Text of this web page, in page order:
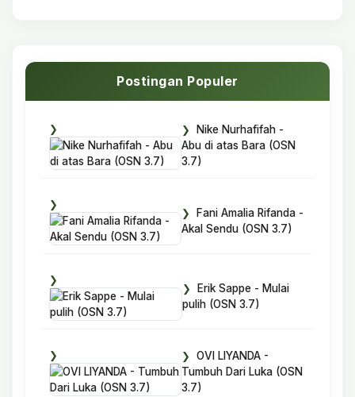
Postingan Populer
Nike Nurhafifah -
Abu di atas Bara (OSN
3.7)
Fani Amalia Rifanda -
Akal Sendu (OSN 3.7)
Erik Sappe - Mulai
pulih (OSN 3.7)
OVI LIYANDA -
Tumbuh Dari Luka (OSN
3.7)